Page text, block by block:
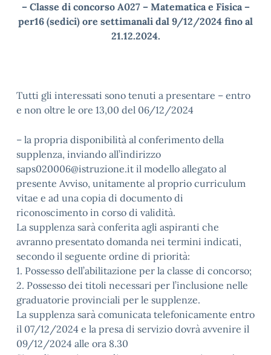
– Classe di concorso A027 – Matematica e Fisica –
per16 (sedici) ore settimanali dal 9/12/2024 fino al
21.12.2024.
Tutti gli interessati sono tenuti a presentare – entro
e non oltre le ore 13,00 del 06/12/2024
– la propria disponibilità al conferimento della
supplenza, inviando all’indirizzo
saps020006@istruzione.it il modello allegato al
presente Avviso, unitamente al proprio curriculum
vitae e ad una copia di documento di
riconoscimento in corso di validità.
La supplenza sarà conferita agli aspiranti che
avranno presentato domanda nei termini indicati,
secondo il seguente ordine di priorità:
1. Possesso dell’abilitazione per la classe di concorso;
2. Possesso dei titoli necessari per l’inclusione nelle
graduatorie provinciali per le supplenze.
La supplenza sarà comunicata telefonicamente entro
il 07/12/2024 e la presa di servizio dovrà avvenire il
09/12/2024 alle ora 8.30